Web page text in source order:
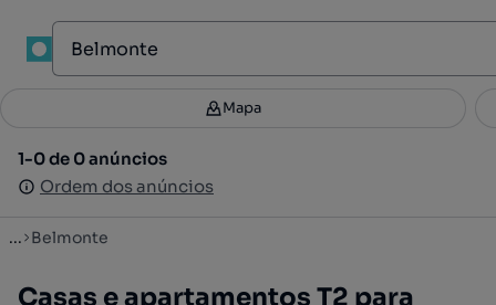
Filtros 2
1-0 de 0 anúncios
Ordem dos anúncios
Mapa
1-0 de 0 anúncios
Ordem dos anúncios
... Belmonte
Casas e apartamentos T2 para